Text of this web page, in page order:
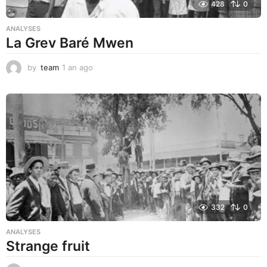
428 0
ANALYSES
La Grev Baré Mwen
by team 1 an ago
a
g
o
332 0
ANALYSES
Strange fruit